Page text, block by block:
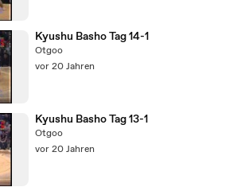
Kyushu Basho Tag 14-1
Otgoo
vor 20 Jahren
Kyushu Basho Tag 13-1
Otgoo
vor 20 Jahren